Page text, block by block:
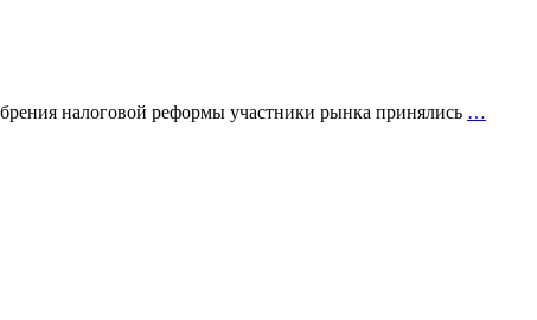
налоговой реформы участники рынка принялись …